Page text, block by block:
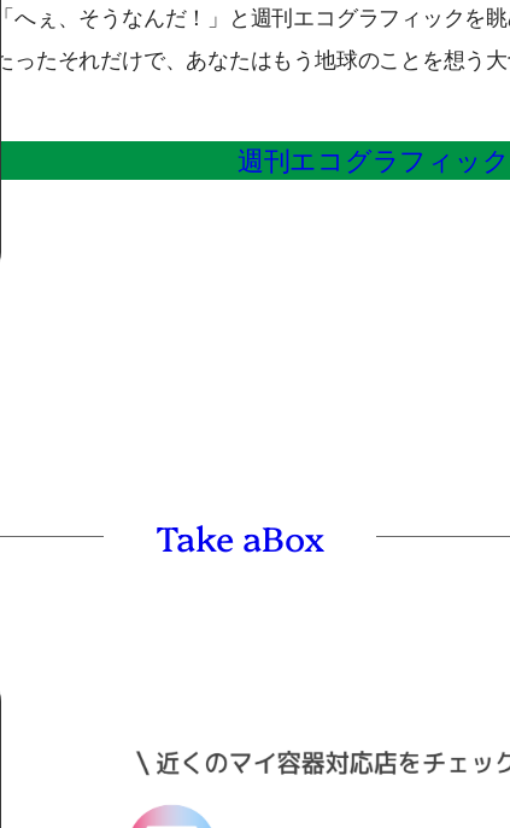
「へぇ、そうなんだ！」と週刊エコグラフィックを眺
たったそれだけで、あなたはもう地球のことを想う
週刊エコグラフィック
Take aBox